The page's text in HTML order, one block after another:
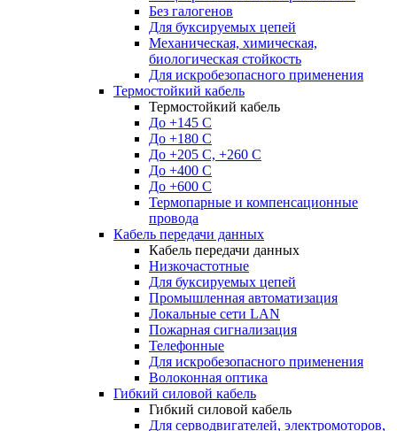
Без галогенов
Для буксируемых цепей
Механическая, химическая,
биологическая стойкость
Для искробезопасного применения
Термостойкий кабель
Термостойкий кабель
До +145 С
До +180 C
До +205 С, +260 С
До +400 C
До +600 С
Термопарные и компенсационные
провода
Кабель передачи данных
Кабель передачи данных
Низкочастотные
Для буксируемых цепей
Промышленная автоматизация
Локальные сети LAN
Пожарная сигнализация
Телефонные
Для искробезопасного применения
Волоконная оптика
Гибкий силовой кабель
Гибкий силовой кабель
Для серводвигателей, электромоторов,